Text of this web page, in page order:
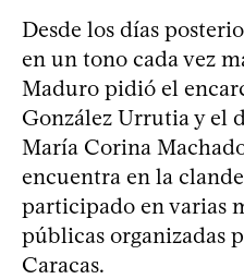
Desde los días
en un tono cada vez
Maduro pidió el
González Urrutia y el
María Corina
encuentra en la
participado en varias
públicas organizadas
Caracas.